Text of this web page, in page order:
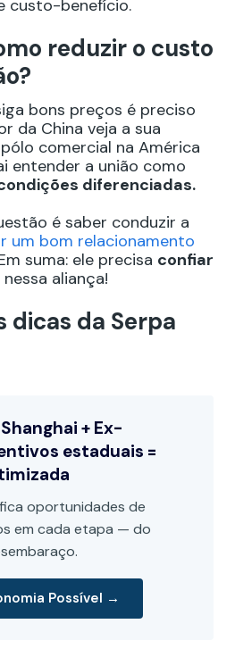
custo-benefício.
reduzir o custo
bons preços é preciso
da China veja a sua
comercial na América
entender a união como
diferenciadas.
é saber conduzir a
um bom relacionamento
suma: ele precisa confiar
aliança!
dicas da Serpa
+ Ex-
estaduais =
oportunidades de
em cada etapa — do
Possível →